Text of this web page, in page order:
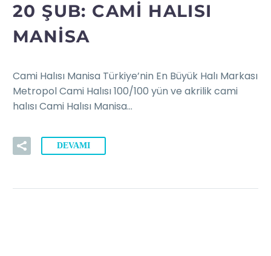
20 ŞUB: CAMI HALISI
MANISA
Cami Halısı Manisa Türkiye’nin En Büyük Halı Markası
Metropol Cami Halısı 100/100 yün ve akrilik cami
halısı Cami Halısı Manisa…
DEVAMI